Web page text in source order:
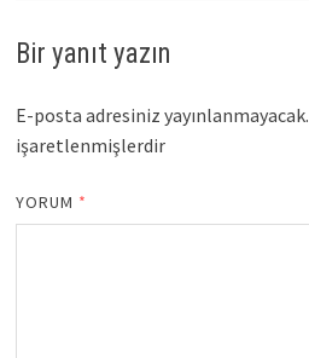
Bir yanıt yazın
E-posta adresiniz yayınlanmayacak.
işaretlenmişlerdir
YORUM *